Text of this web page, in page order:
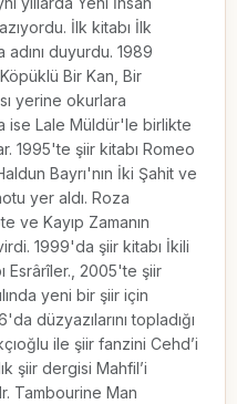
İlk kitabı İlk
adını duyurdu. 1989
Bir Kan, Bir
yerine okurlara
ise Lale Müldür'le birlikte
1995'te şiir kitabı Romeo
Bayrı'nın İki Şahit ve
yer aldı. Roza
ve Kayıp Zamanın
1999'da şiir kitabı İkili
Esrârîler., 2005'te şiir
yeni bir şiir için
düzyazılarını topladığı
ile şiir fanzini Cehd’i
şiir dergisi Mahfil’i
Tambourine Man